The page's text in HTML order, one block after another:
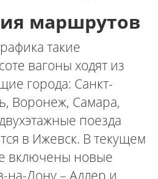
маршрутов
такие
вагоны ходят из
города: Санкт-
Воронеж, Самара,
поезда
в Ижевск. В текущем
включены новые
на-Дону – Адлер и